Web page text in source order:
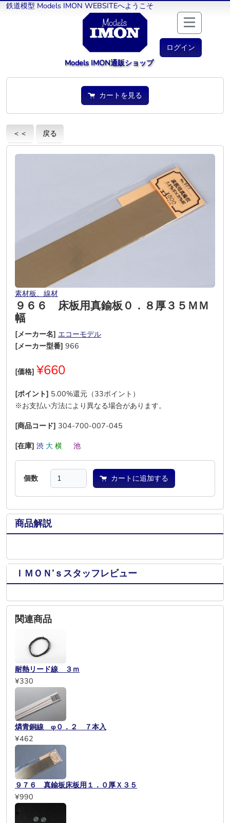
鉄道模型 Models IMON WEBSITEへようこそ
ログイン
Models IMON通販ショップ
カートを見る
＜＜ 戻る
素材板、線材
９６６ 床板用真鍮板０．８厚３５ＭＭ
幅
[メーカー名] エコーモデル
[メーカー型番] 966
[価格] ¥660
[ポイント] 5.00%還元（33ポイント）
※お支払い方法により異なる場合があります。
[商品コード] 304-700-007-045
[在庫] 渋 大 横 池
個数 カートに追加する
商品解説
ＩＭＯＮ’ｓスタッフレビュー
関連商品
耐熱リード線 ３ｍ
¥330
燐青銅線 φ０．２ ７本入
¥462
９７６ 真鍮板床板用１．０厚Ｘ３５
¥990